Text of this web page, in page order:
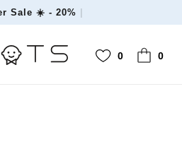
Sale ☀️ -|